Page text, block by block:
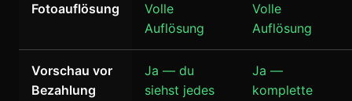
Fotoauflösung
Volle
Auflösung
Volle
Auflösung
Vorschau vor
Bezahlung
Ja — du
siehst jedes
Ja —
komplette